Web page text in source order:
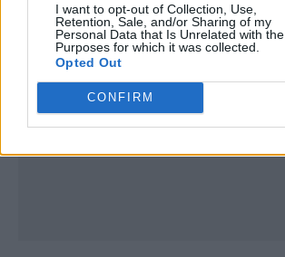
I want to opt-out of Collection, Use,
Retention, Sale, and/or Sharing of my
Personal Data that Is Unrelated with the
Purposes for which it was collected.
Opted Out
CONFIRM